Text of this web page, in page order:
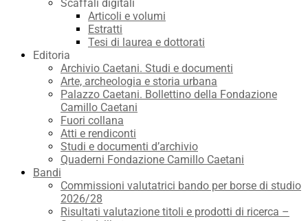
Scaffali digitali
Articoli e volumi
Estratti
Tesi di laurea e dottorati
Editoria
Archivio Caetani. Studi e documenti
Arte, archeologia e storia urbana
Palazzo Caetani. Bollettino della Fondazione
Camillo Caetani
Fuori collana
Atti e rendiconti
Studi e documenti d’archivio
Quaderni Fondazione Camillo Caetani
Bandi
Commissioni valutatrici bando per borse di studio
2026/28
Risultati valutazione titoli e prodotti di ricerca –